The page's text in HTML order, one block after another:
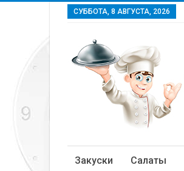
СУББОТА, 8 АВГУСТА, 2026
Закуски Салаты